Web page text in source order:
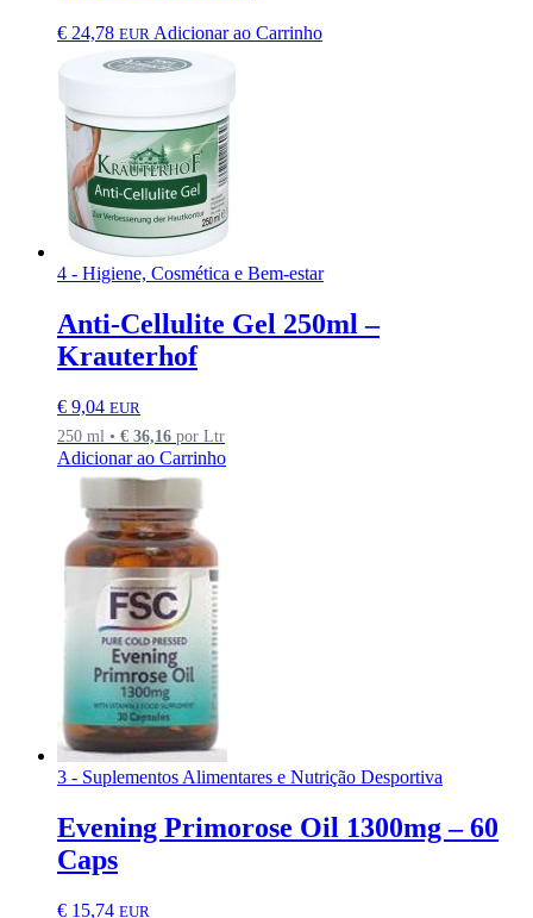
€ 24,78 EUR Adicionar ao Carrinho
4 - Higiene, Cosmética e Bem-estar
Anti-Cellulite Gel 250ml –
Krauterhof
€ 9,04 EUR
250 ml • € 36,16 por Ltr
Adicionar ao Carrinho
3 - Suplementos Alimentares e Nutrição Desportiva
Evening Primorose Oil 1300mg – 60
Caps
€ 15,74 EUR